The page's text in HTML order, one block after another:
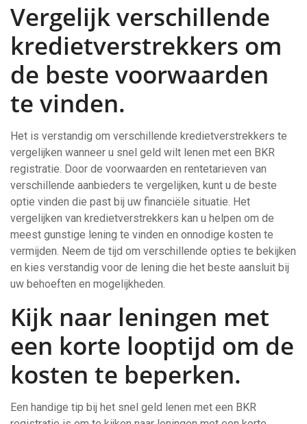
Vergelijk verschillende
kredietverstrekkers om
de beste voorwaarden
te vinden.
Het is verstandig om verschillende kredietverstrekkers te
vergelijken wanneer u snel geld wilt lenen met een BKR
registratie. Door de voorwaarden en rentetarieven van
verschillende aanbieders te vergelijken, kunt u de beste
optie vinden die past bij uw financiële situatie. Het
vergelijken van kredietverstrekkers kan u helpen om de
meest gunstige lening te vinden en onnodige kosten te
vermijden. Neem de tijd om verschillende opties te bekijken
en kies verstandig voor de lening die het beste aansluit bij
uw behoeften en mogelijkheden.
Kijk naar leningen met
een korte looptijd om de
kosten te beperken.
Een handige tip bij het snel geld lenen met een BKR